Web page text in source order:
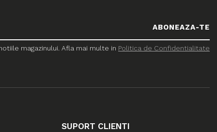
magazinului. Afla mai multe in Politica de Confidentialitate
SUPORT CLIENTI